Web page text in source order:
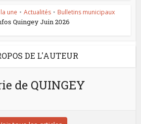
une • Actualités • Bulletins municipaux
Quingey Juin 2026
DE L'AUTEUR
de QUINGEY